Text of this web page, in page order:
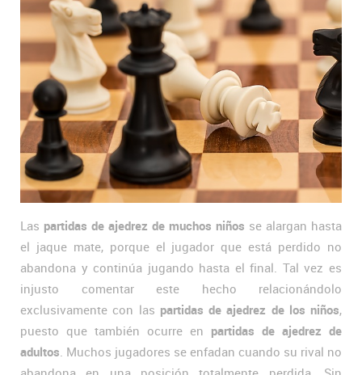
Las partidas de ajedrez de muchos niños se alargan hasta
el jaque mate, porque el jugador que está perdido no
abandona y continúa jugando hasta el final. Tal vez es
injusto comentar este hecho relacionándolo
exclusivamente con las partidas de ajedrez de los niños,
puesto que también ocurre en partidas de ajedrez de
adultos . Muchos jugadores se enfadan cuando su rival no